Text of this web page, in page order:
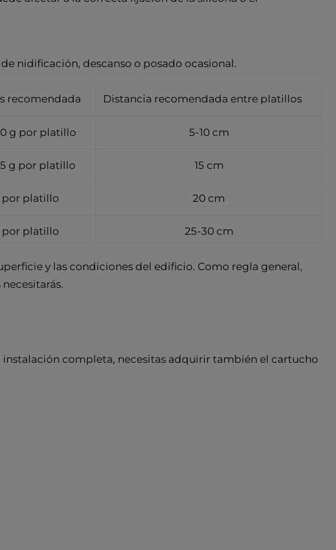
nidificación, descanso o posado ocasional.
recomendada Distancia recomendada entre platillos
g por platillo 5-10 cm
g por platillo 15 cm
por platillo 20 cm
por platillo 25-30 cm
y las condiciones del edificio. Como regla general,
instalación completa, necesitas adquirir también el cartucho